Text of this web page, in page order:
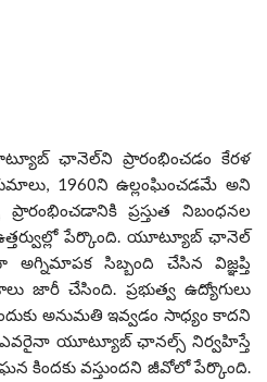
ఛానెల్‌ని ప్రారంభించడం కేరళ
1960ని ఉల్లంఘించడమే అని
ప్రస్తుత నిబంధనల
పేర్కొంది. యూట్యూబ్ ఛానెల్
అగ్నిమాపక సిబ్బంది చేసిన విజ్ఞప్తి
జారీ చేసింది. ప్రభుత్వ ఉద్యోగులు
అనుమతి ఇవ్వడం సాధ్యం కాదని
యూట్యూబ్ ఛానల్స్ నిర్వహిస్తే
కిందకు వస్తుందని జీవోలో పేర్కొంది.